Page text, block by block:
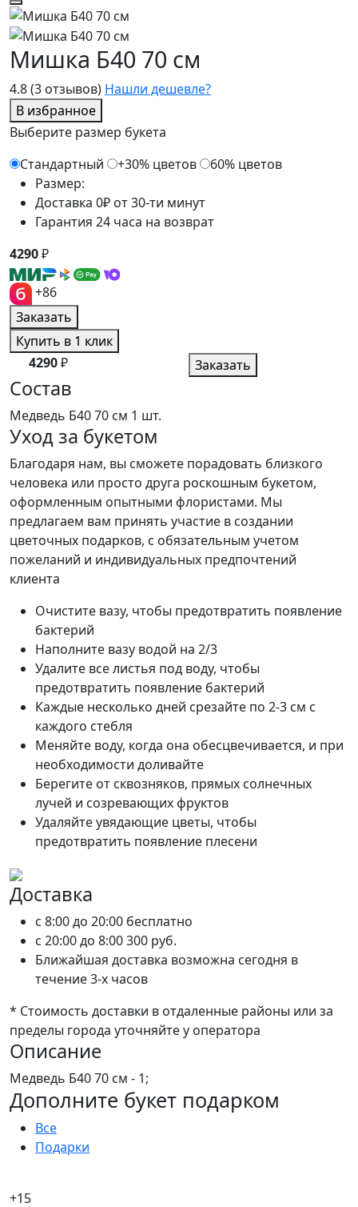
4.8(3 отзывов) Нашли дешевле?
В избранное
Мишка Б40 70 см
Выберите размер букета
Стандартный
+30% цветов
60% цветов
Размер:
Доставка 0₽ от 30-ти минут
Гарантия 24 часа на возврат
4290₽
+86
Заказать
Купить в 1 клик
4290₽ Заказать
Состав
Медведь Б40 70 см 1 шт.
Уход за букетом
Благодаря нам, вы сможете порадовать близкого
человека или просто друга роскошным букетом,
оформленным опытными флористами. Мы
предлагаем вам принять участие в создании
цветочных подарков, с обязательным учетом
пожеланий и индивидуальных предпочтений
клиента
Очистите вазу, чтобы предотвратить появление
бактерий
Наполните вазу водой на 2/3
Удалите все листья под воду, чтобы
предотвратить появление бактерий
Каждые несколько дней срезайте по 2-3 см с
каждого стебля
Меняйте воду, когда она обесцвечивается, и при
необходимости доливайте
Берегите от сквозняков, прямых солнечных
лучей и созревающих фруктов
Удаляйте увядающие цветы, чтобы
предотвратить появление плесени
Доставка
c 8:00 до 20:00 бесплатно
c 20:00 до 8:00300 руб.
Ближайшая доставка возможна сегодня в
течение 3-х часов
* Стоимость доставки в отдаленные районы или за
пределы города уточняйте у оператора
Описание
Медведь Б40 70 см - 1;
Дополните букет подарком
Все
Подарки
+15